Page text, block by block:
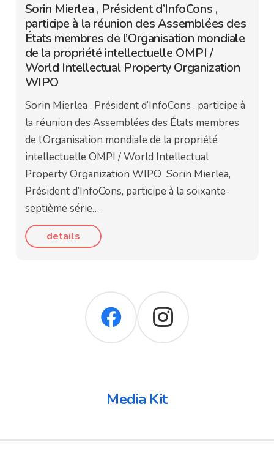
Sorin Mierlea , Président d’InfoCons ,
participe à la réunion des Assemblées des
États membres de l’Organisation mondiale
de la propriété intellectuelle OMPI /
World Intellectual Property Organization
WIPO
Sorin Mierlea , Président d’InfoCons , participe à
la réunion des Assemblées des États membres
de l’Organisation mondiale de la propriété
intellectuelle OMPI / World Intellectual
Property Organization WIPO Sorin Mierlea,
Président d’InfoCons, participe à la soixante-
septième série…
details
Media Kit